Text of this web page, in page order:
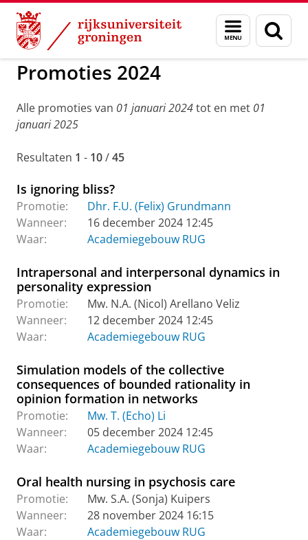
Skip
Content
Skip
Navigation
Menu
en
zoeken
GMW Actueel Promoties GMW
Promoties 2024
Alle promoties van 01 januari 2024tot en met 01
januari 2025
Resultaten 1 - 10/45
Is ignoring bliss?
Promotie:
Dhr. F.U. (Felix) Grundmann
Wanneer:
16 december 2024 12:45
Waar:
Academiegebouw RUG
Intrapersonal and interpersonal dynamics in
personality expression
Promotie:
Mw. N.A. (Nicol) Arellano Veliz
Wanneer:
12 december 2024 12:45
Waar:
Academiegebouw RUG
Simulation models of the collective
consequences of bounded rationality in
opinion formation in networks
Promotie:
Mw. T. (Echo) Li
Wanneer:
05 december 2024 12:45
Waar:
Academiegebouw RUG
Oral health nursing in psychosis care
Promotie:
Mw. S.A. (Sonja) Kuipers
Wanneer:
28 november 2024 16:15
Waar:
Academiegebouw RUG